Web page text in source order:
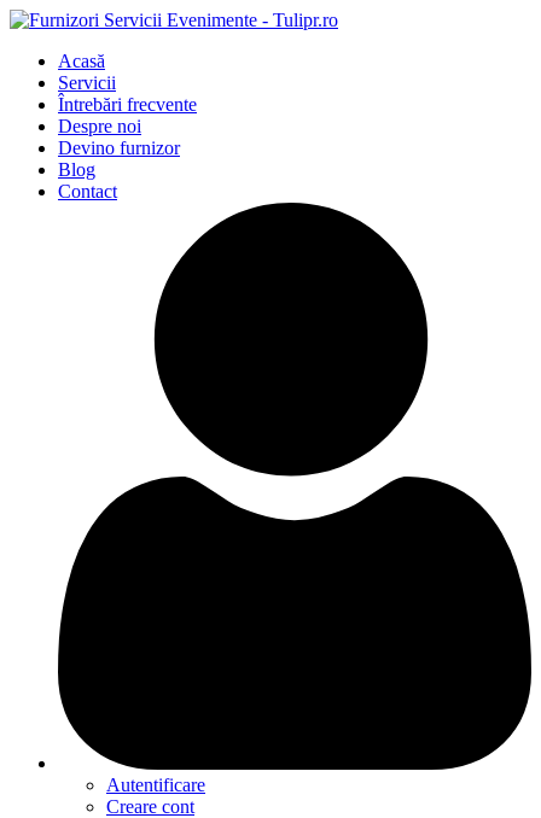
Acasă
Servicii
Întrebări frecvente
Despre noi
Devino furnizor
Blog
Contact
Autentificare
Creare cont